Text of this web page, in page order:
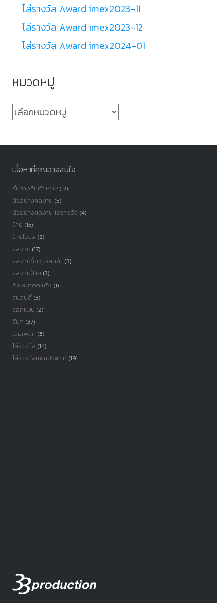
โล่รางวัล Award imex2023-11
โล่รางวัล Award imex2023-12
โล่รางวัล Award imex2024-01
หมวดหมู่
หมวด
เนื้อหาที่คุณอาจสนใจ
ชั้นวางสินค้า POP(12)
ตัวอย่างผลงาน (5)
ตัวอย่างผลงาน โล่รางวัล (4)
ป้าย (15)
ป้ายไวนิล (2)
ผลงาน (17)
ผลงานชั้นวางสินค้า (3)
ผลงานป้าย (3)
รับเหมาตกแต้ง (1)
สแตนดี้(3)
ออกแบบ (2)
อื่นๆ (37)
เนมเพลท (3)
โล่รางวัล (14)
โล่รางวัลเเยกประเภท (19)